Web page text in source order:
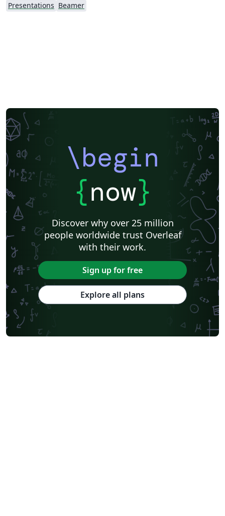
Presentations Beamer
\begin
{now}
Discover why over 25 million
people worldwide trust Overleaf
with their work.
Sign up for free
Explore all plans